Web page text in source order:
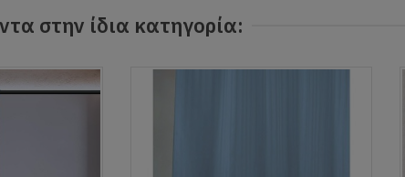
στην ίδια κατηγορία: